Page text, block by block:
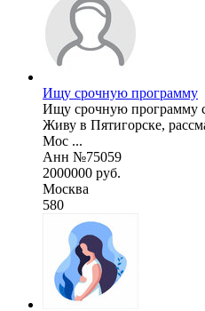
Ищу срочную программу
Ищу срочную программу
Живу в Пятигорске,
Мос ...
Анн №75059
2000000 руб.
Москва
580